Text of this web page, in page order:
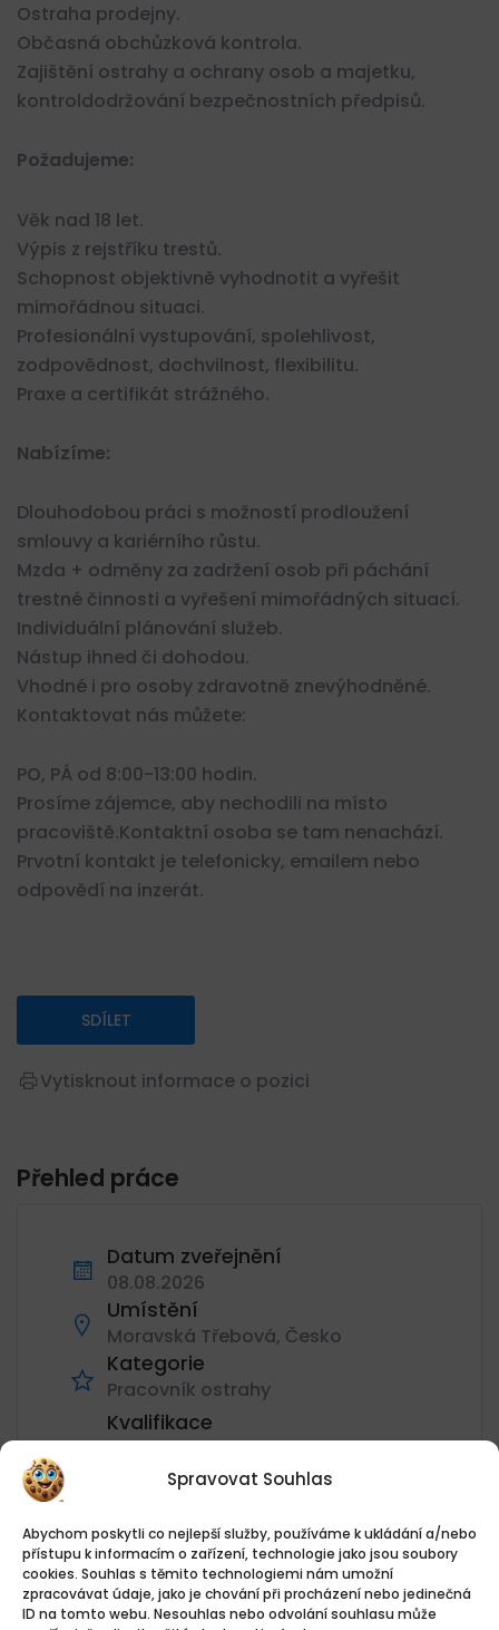
Spravovat Souhlas
Abychom poskytli co nejlepší služby, používáme k ukládání a/nebo
přístupu k informacím o zařízení, technologie jako jsou soubory
cookies. Souhlas s těmito technologiemi nám umožní
zpracovávat údaje, jako je chování při procházení nebo jedinečná
ID na tomto webu. Nesouhlas nebo odvolání souhlasu může
Ostraha prodejny.
Občasná obchůzková kontrola.
Zajištění ostrahy a ochrany osob a majetku,
kontroldodržování bezpečnostních předpisů.
Požadujeme:
Věk nad 18 let.
Výpis z rejstříku trestů.
Schopnost objektivně vyhodnotit a vyřešit
mimořádnou situaci.
Profesionální vystupování, spolehlivost,
zodpovědnost, dochvilnost, flexibilitu.
Praxe a certifikát strážného.
Nabízíme:
Dlouhodobou práci s možností prodloužení
smlouvy a kariérního růstu.
Mzda + odměny za zadržení osob při páchání
trestné činnosti a vyřešení mimořádných situací.
Individuální plánování služeb.
Nástup ihned či dohodou.
Vhodné i pro osoby zdravotně znevýhodněné.
Kontaktovat nás můžete:
PO, PÁ od 8:00-13:00 hodin.
Prosíme zájemce, aby nechodili na místo
pracoviště.Kontaktní osoba se tam nenachází.
Prvotní kontakt je telefonicky, emailem nebo
odpovědí na inzerát.
SDÍLET
Vytisknout informace o pozici
Přehled práce
Datum zveřejnění
08.08.2026
Umístění
Moravská Třebová, Česko
Kategorie
Pracovník ostrahy
Kvalifikace
EQF 3 - Střední vzdělání s výučním
listem (délka studia 3 roky)
40 h/týden
Hodnotit
140Kč - 160Kč/hodina
Žádosti o zaměstnání